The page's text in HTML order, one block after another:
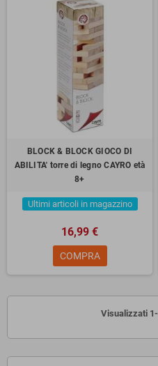
BLOCK & BLOCK GIOCO DI
ABILITA' torre di legno CAYRO età
8+
Ultimi articoli in magazzino
16,99 €
COMPRA
Visualizzati